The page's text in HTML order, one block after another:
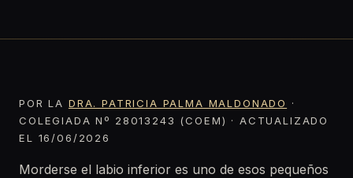
POR LA DRA. PATRICIA PALMA MALDONADO
·
COLEGIADA Nº 28013243 (COEM) · ACTUALIZADO
EL 16/06/2026
Morderse el labio inferior es uno de esos pequeños